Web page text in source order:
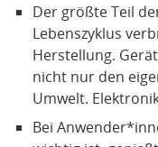
Der größte Teil
Lebenszyklus
Herstellung.
nicht nur den
Umwelt.
Bei